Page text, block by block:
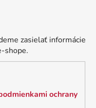
zasielať informácie
shope.
ochrany